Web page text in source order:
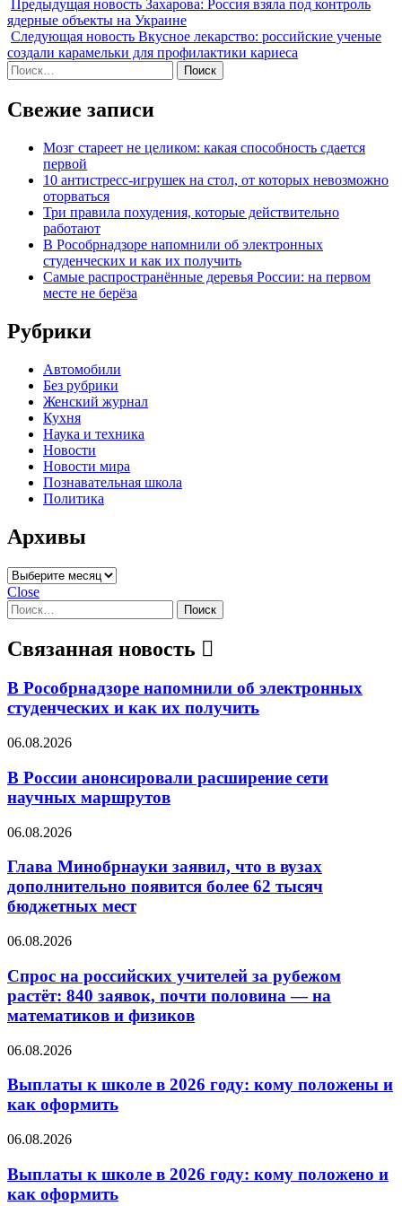
Предыдущая новость Захарова: Россия взяла под контроль
ядерные объекты на Украине
Следующая новость Вкусное лекарство: российские ученые
создали карамельки для профилактики кариеса
Найти:
Свежие записи
Мозг стареет не целиком: какая способность сдается
первой
10 антистресс-игрушек на стол, от которых невозможно
оторваться
Три правила похудения, которые действительно
работают
В Рособрнадзоре напомнили об электронных
студенческих и как их получить
Самые распространённые деревья России: на первом
месте не берёза
Рубрики
Автомобили
Без рубрики
Женский журнал
Кухня
Наука и техника
Новости
Новости мира
Познавательная школа
Политика
Архивы
Архивы
Close
Найти:
Связанная новость
В Рособрнадзоре напомнили об электронных
студенческих и как их получить
06.08.2026
В России анонсировали расширение сети
научных маршрутов
06.08.2026
Глава Минобрнауки заявил, что в вузах
дополнительно появится более 62 тысяч
бюджетных мест
06.08.2026
Спрос на российских учителей за рубежом
растёт: 840 заявок, почти половина — на
математиков и физиков
06.08.2026
Выплаты к школе в 2026 году: кому положены и
как оформить
06.08.2026
Выплаты к школе в 2026 году: кому положено и
как оформить